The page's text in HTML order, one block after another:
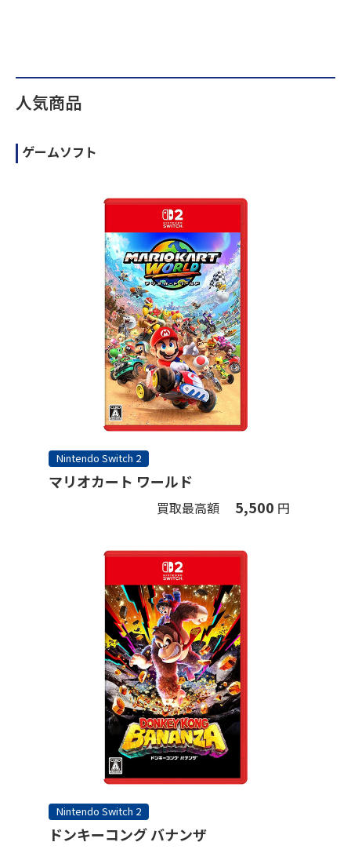
人気商品
ゲームソフト
Nintendo Switch 2
マリオカート ワールド
買取最高額 5,500 円
Nintendo Switch 2
ドンキーコング バナンザ